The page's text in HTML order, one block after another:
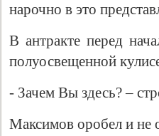
нарочно в это
В антракте перед
полуосвещенной
- Зачем Вы здесь? –
Максимов оробел и не